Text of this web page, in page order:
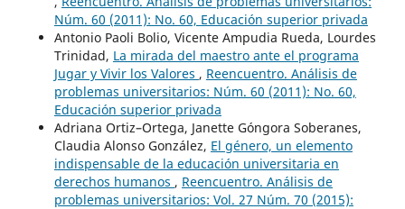
Núm. 60 (2011): No. 60, Educación superior privada
Antonio Paoli Bolio, Vicente Ampudia Rueda, Lourdes
Trinidad, La mirada del maestro ante el programa
Jugar y Vivir los Valores , Reencuentro. Análisis de
problemas universitarios: Núm. 60 (2011): No. 60,
Educación superior privada
Adriana Ortiz–Ortega, Janette Góngora Soberanes,
Claudia Alonso González, El género, un elemento
indispensable de la educación universitaria en
derechos humanos , Reencuentro. Análisis de
problemas universitarios: Vol. 27 Núm. 70 (2015):